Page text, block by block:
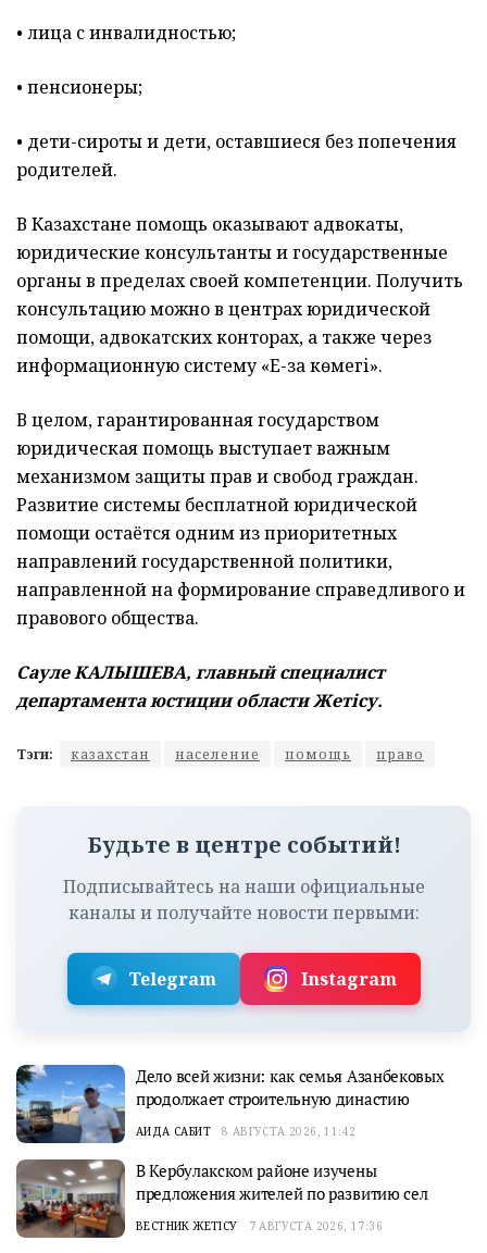
• лица с инвалидностью;
• пенсионеры;
• дети-сироты и дети, оставшиеся без попечения
родителей.
В Казахстане помощь оказывают адвокаты,
юридические консультанты и государственные
органы в пределах своей компетенции. Получить
консультацию можно в центрах юридической
помощи, адвокатских конторах, а также через
информационную систему «Е-заң көмегі».
В целом, гарантированная государством
юридическая помощь выступает важным
механизмом защиты прав и свобод граждан.
Развитие системы бесплатной юридической
помощи остаётся одним из приоритетных
направлений государственной политики,
направленной на формирование справедливого и
правового общества.
Сауле КАЛЫШЕВА, главный специалист
департамента юстиции области Жетісу.
Тэги: казахстан население помощь право
Будьте в центре событий!
Подписывайтесь на наши официальные
каналы и получайте новости первыми:
Telegram Instagram
Дело всей жизни: как семья Азанбековых
продолжает строительную династию
АИДА САБИТ 8 АВГУСТА 2026, 11:42
В Кербулакском районе изучены
предложения жителей по развитию сел
ВЕСТНИК ЖЕТІСУ 7 АВГУСТА 2026, 17:36